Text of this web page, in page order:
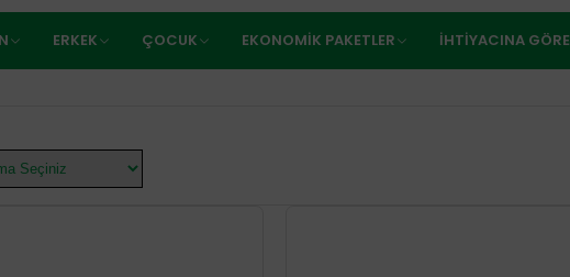
ERKEK ÇOCUK EKONOMIK PAKETLER İHTIYACINA GÖRE